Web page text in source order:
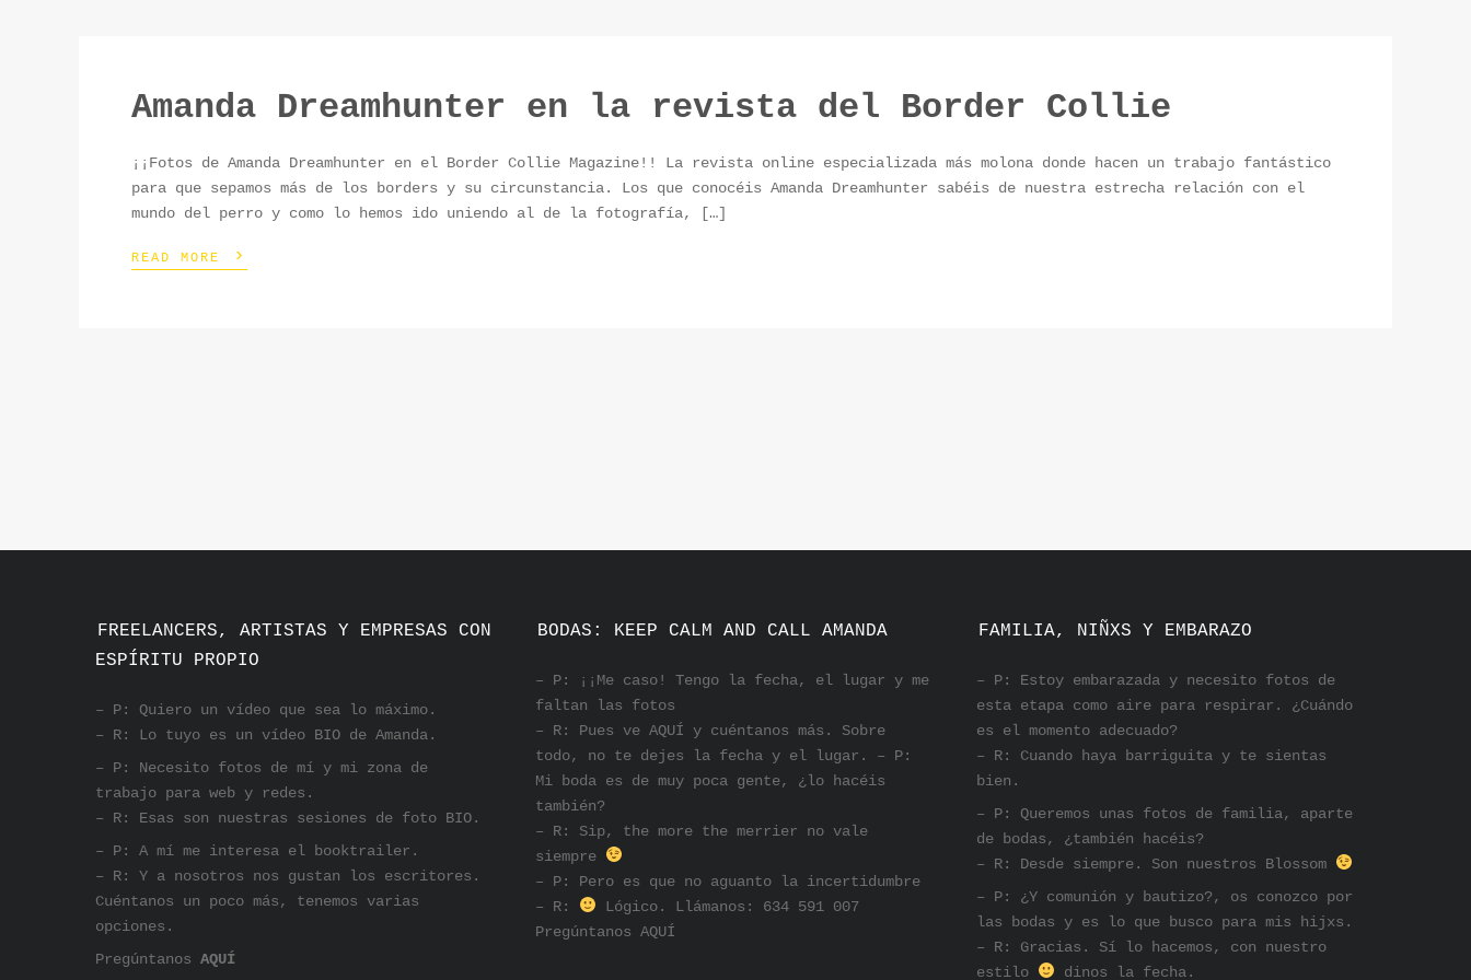
Amanda Dreamhunter en la revista del Border Collie
¡¡Fotos de Amanda Dreamhunter en el Border Collie Magazine!! La revista online especializada más molona donde hacen un trabajo fantástico
para que sepamos más de los borders y su circunstancia. Los que conocéis Amanda Dreamhunter sabéis de nuestra estrecha relación con el
mundo del perro y como lo hemos ido uniendo al de la fotografía, […]
READ MORE ›
FREELANCERS, ARTISTAS Y EMPRESAS CON
ESPÍRITU PROPIO
– P: Quiero un vídeo que sea lo máximo.
– R: Lo tuyo es un vídeo BIO de Amanda.
– P: Necesito fotos de mí y mi zona de
trabajo para web y redes.
– R: Esas son nuestras sesiones de foto BIO.
– P: A mí me interesa el booktrailer.
– R: Y a nosotros nos gustan los escritores.
Cuéntanos un poco más, tenemos varias
opciones.
Pregúntanos AQUÍ
BODAS: KEEP CALM AND CALL AMANDA
– P: ¡¡Me caso! Tengo la fecha, el lugar y me
faltan las fotos
– R: Pues ve AQUÍ y cuéntanos más. Sobre
todo, no te dejes la fecha y el lugar. – P:
Mi boda es de muy poca gente, ¿lo hacéis
también?
– R: Sip, the more the merrier no vale
siempre
– P: Pero es que no aguanto la incertidumbre
– R:
Lógico. Llámanos: 634 591 007
PregúntanosAQUÍ
FAMILIA, NIÑXS Y EMBARAZO
– P: Estoy embarazada y necesito fotos de
esta etapa como aire para respirar. ¿Cuándo
es el momento adecuado?
– R: Cuando haya barriguita y te sientas
bien.
– P: Queremos unas fotos de familia, aparte
de bodas, ¿también hacéis?
– R: Desde siempre. Son nuestros Blossom
– P: ¿Y comunión y bautizo?, os conozco por
las bodas y es lo que busco para mis hijxs.
– R: Gracias. Sí lo hacemos, con nuestro
estilo
dinos la fecha.